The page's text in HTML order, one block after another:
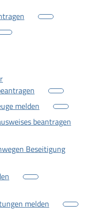
melden
beantragen
Beseitigung
melden